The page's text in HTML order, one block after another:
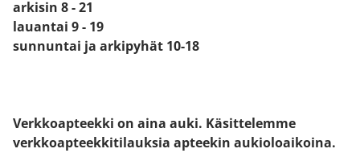
arkisin 8 - 21
lauantai 9 - 19
sunnuntai ja arkipyhät 10-18
Verkkoapteekki on aina auki. Käsittelemme
verkkoapteekkitilauksia apteekin aukioloaikoina.